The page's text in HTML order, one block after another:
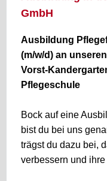
GmbH
Ausbildung
(m/w/d) an
Vorst-
Pflegeschule
Bock auf eine
bist du bei uns
trägst du dazu bei,
verbessern und